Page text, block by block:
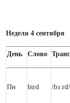
Неделя 4 сентября
День Слово
Пн bird /bɜːrd/